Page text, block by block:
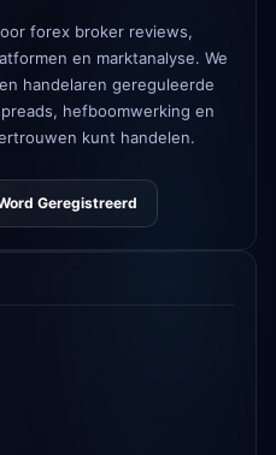
forex broker reviews,
en marktanalyse. We
handelaren gereguleerde
hefboomwerking en
kunt handelen.
Geregistreerd